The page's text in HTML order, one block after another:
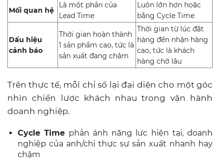
Mối quan hệ
Là một phần của
Lead Time
Luôn lớn hơn hoặc
bằng Cycle Time
Dấu hiệu
cảnh báo
Thời gian hoàn thành
1 sản phẩm cao, tức là
sản xuất đang chậm
Thời gian từ lúc đặt
hàng đến nhận hàng
cao, tức là khách
hàng chờ lâu
Trên thực tế, mỗi chỉ số lại đại diện cho một góc
nhìn chiến lược khách nhau trong vận hành
doanh nghiệp.
Cycle Time phản ánh năng lưc hiện tại, doanh
nghiệp của anh/chị thực sự sản xuất nhanh hay
chậm